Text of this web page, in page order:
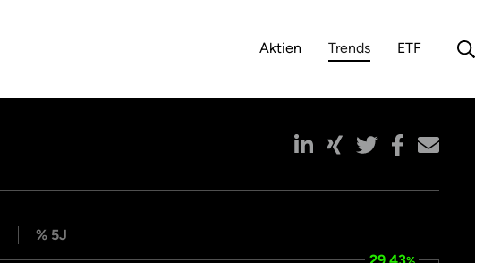
Aktien Trends
(aktuelle Auswahl)
ETF
% 5J